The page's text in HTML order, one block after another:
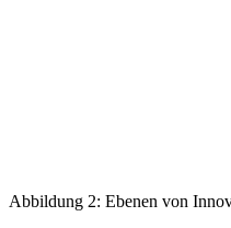
Abbildung 2: Ebenen von